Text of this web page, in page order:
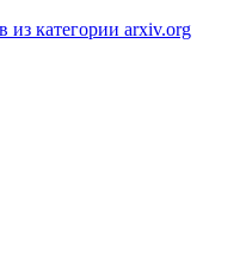
из категории arxiv.org